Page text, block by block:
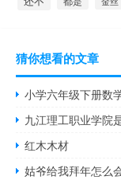
猜你想看的文章
九江理工职业学院
红木木材
姑爷给我拜年怎么